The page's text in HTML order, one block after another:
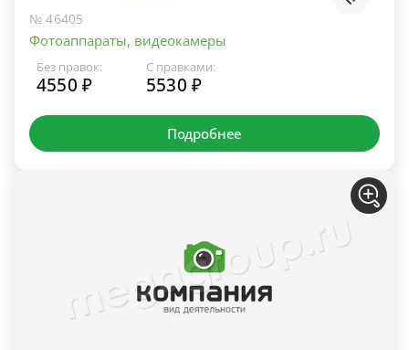
№ 46405
Фотоаппараты, видеокамеры
Без правок:
4550 ₽
С правками:
5530 ₽
Подробнее